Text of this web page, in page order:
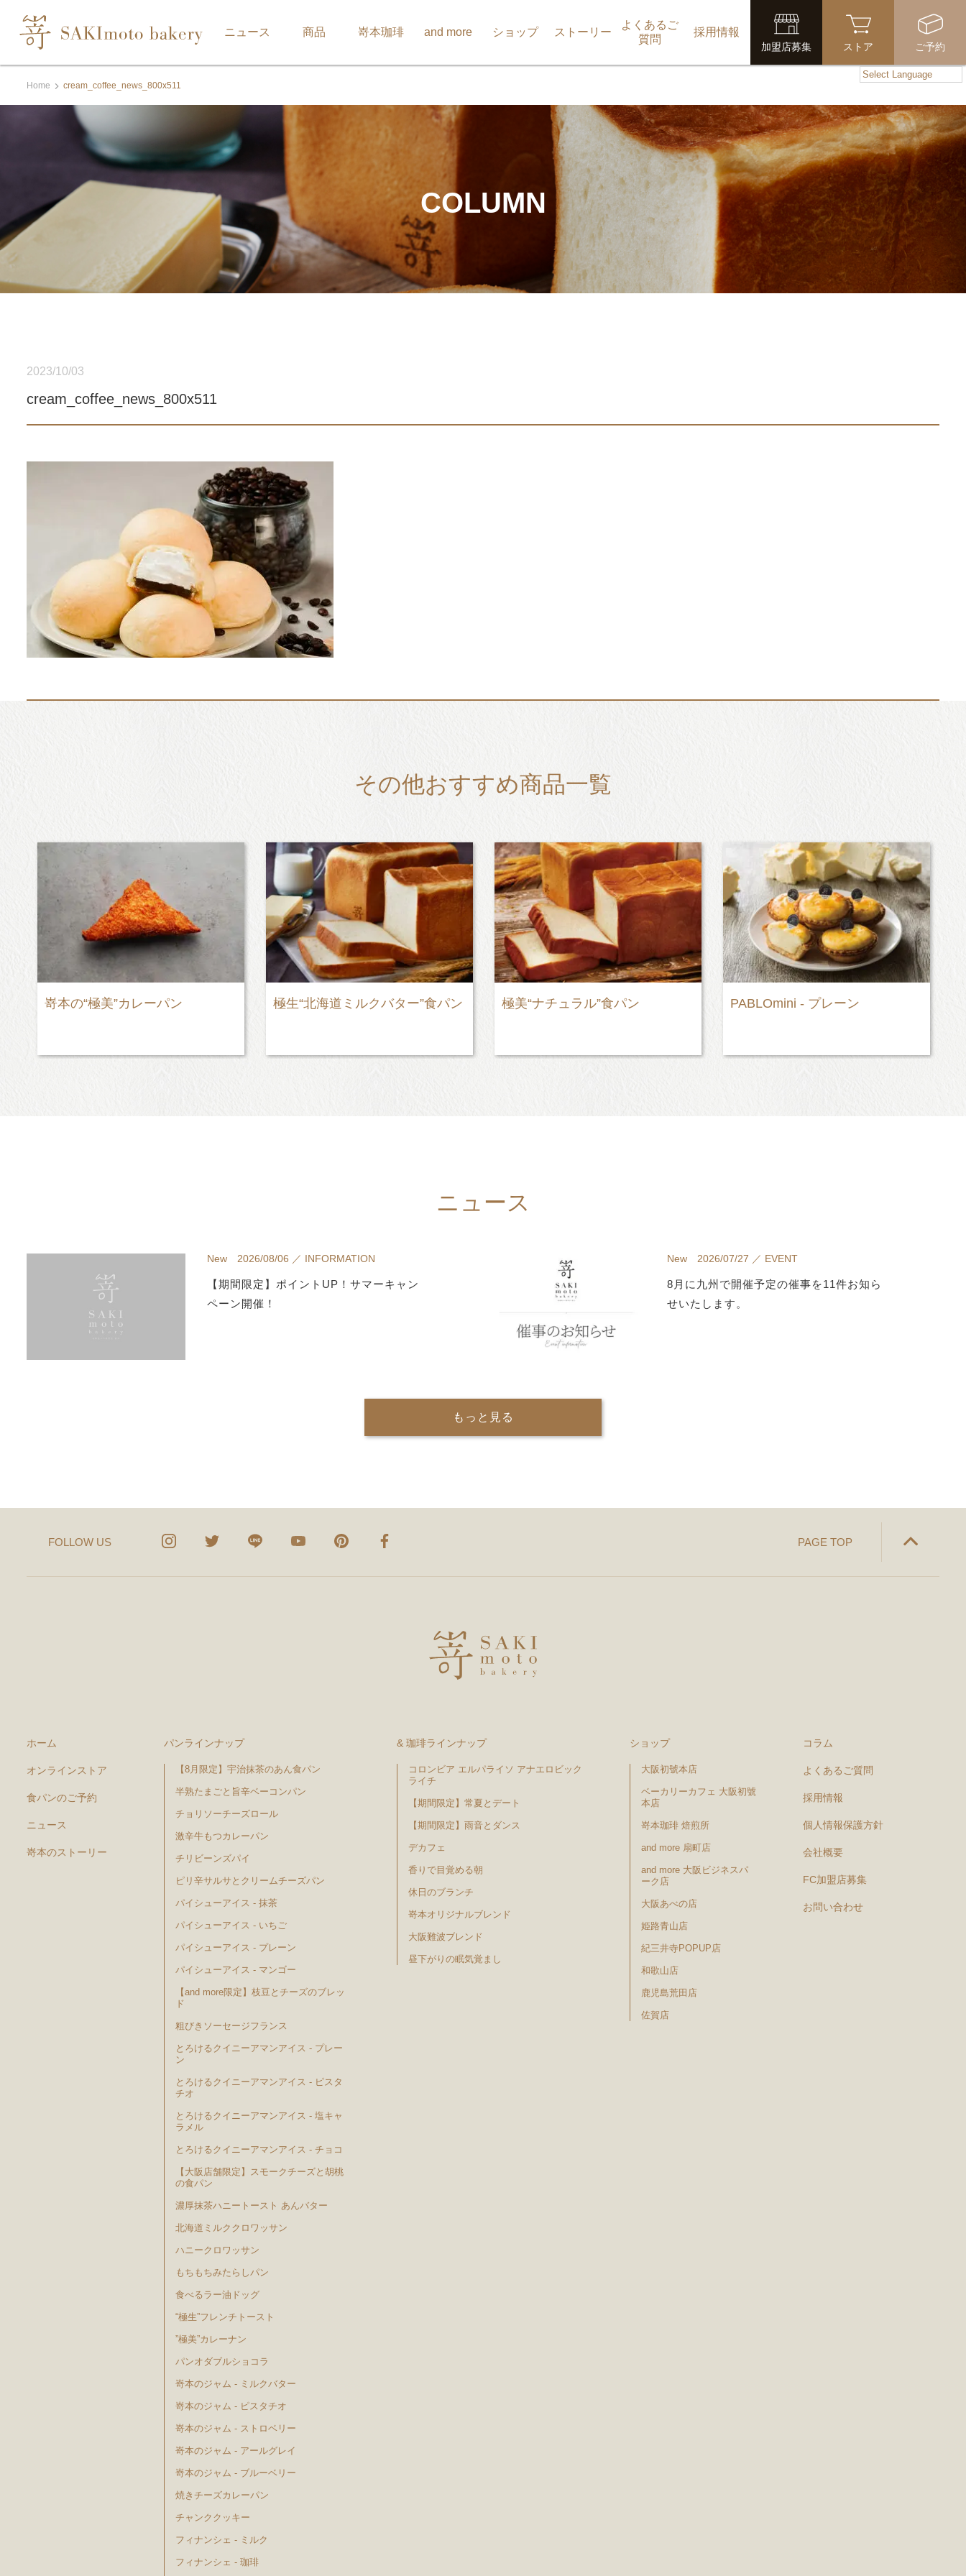
ニュース 商品 嵜本珈琲 and more ショップ ストーリー
よくあるご
質問
採用情報
加盟店募集 ストア ご予約
Home cream_coffee_news_800x511
COLUMN
2023/10/03
cream_coffee_news_800x511
その他おすすめ商品一覧
極生“北海道ミルクバター”食パン 極美“ナチュラル”食パン PABLOmini - プレーン “極生”クリームあんパン
ニュース
New 2026/08/06 ／ INFORMATION
【期間限定】ポイントUP！サマーキャン
ペーン開催！
New 2026/07/27 ／ EVENT
8月に九州で開催予定の催事を11件お知ら
せいたします。
もっと見る
PAGE TOP
FOLLOW US
ホーム
オンラインストア
食パンのご予約
ニュース
嵜本のストーリー
パンラインナップ
【8月限定】宇治抹茶のあん食パン
半熟たまごと旨辛ベーコンパン
チョリソーチーズロール
激辛牛もつカレーパン
チリビーンズパイ
ピリ辛サルサとクリームチーズパン
パイシューアイス - 抹茶
パイシューアイス - いちご
パイシューアイス - プレーン
パイシューアイス - マンゴー
【and more限定】枝豆とチーズのブレッ
ド
粗びきソーセージフランス
とろけるクイニーアマンアイス - プレー
ン
とろけるクイニーアマンアイス - ピスタ
チオ
とろけるクイニーアマンアイス - 塩キャ
ラメル
とろけるクイニーアマンアイス - チョコ
【大阪店舗限定】スモークチーズと胡桃
の食パン
濃厚抹茶ハニートースト あんバター
北海道ミルククロワッサン
ハニークロワッサン
もちもちみたらしパン
食べるラー油ドッグ
“極生”フレンチトースト
”極美”カレーナン
パンオダブルショコラ
嵜本のジャム - ミルクバター
嵜本のジャム - ピスタチオ
嵜本のジャム - ストロベリー
嵜本のジャム - アールグレイ
嵜本のジャム - ブルーベリー
焼きチーズカレーパン
チャンククッキー
フィナンシェ - ミルク
フィナンシェ - 珈琲
& 珈琲ラインナップ
コロンビア エルパライソ アナエロビック
ライチ
【期間限定】常夏とデート
【期間限定】雨音とダンス
デカフェ
香りで目覚める朝
休日のブランチ
嵜本オリジナルブレンド
大阪難波ブレンド
昼下がりの眠気覚まし
ショップ
大阪初號本店
ベーカリーカフェ 大阪初號
本店
嵜本珈琲 焙煎所
and more 扇町店
and more 大阪ビジネスパ
ーク店
大阪あべの店
姫路青山店
紀三井寺POPUP店
和歌山店
鹿児島荒田店
佐賀店
コラム
よくあるご質問
採用情報
個人情報保護方針
会社概要
FC加盟店募集
お問い合わせ